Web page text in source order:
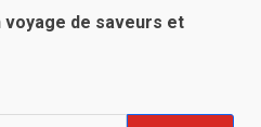
voyage de saveurs et